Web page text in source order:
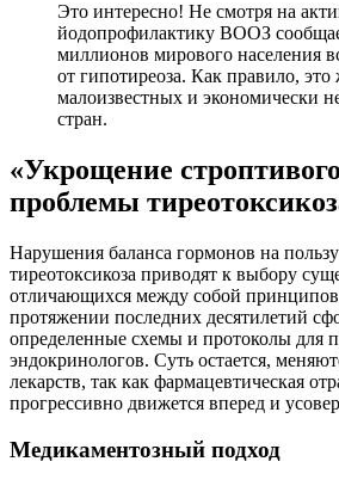
Это интересно! Не смотря на
йодопрофилактику ВООЗ
миллионов мирового населения
от гипотиреоза. Как правило, это
малоизвестных и экономически
стран.
«Укрощение
проблемы
Нарушения баланса гормонов на
тиреотоксикоза приводят к выбору
отличающихся между собой
протяжении последних десятилетий
определенные схемы и протоколы для
эндокринологов. Суть остается,
лекарств, так как фармацевтическая
прогрессивно движется вперед и
Медикаментозный подход